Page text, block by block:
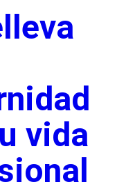
vida